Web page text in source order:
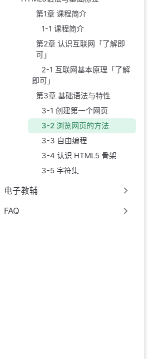
第1章 课程简介
1-1 课程简介
第2章 认识互联网「了解即
可」
2-1 互联网基本原理「了解
即可」
第3章 基础语法与特性
3-1 创建第一个网页
3-2 浏览网页的方法
3-3 自由编程
3-4 认识 HTML5 骨架
3-5 字符集
电子教辅
FAQ